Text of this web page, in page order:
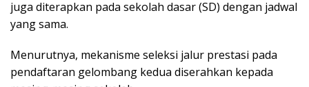
juga diterapkan pada sekolah dasar (SD) dengan jadwal
yang sama.
Menurutnya, mekanisme seleksi jalur prestasi pada
pendaftaran gelombang kedua diserahkan kepada